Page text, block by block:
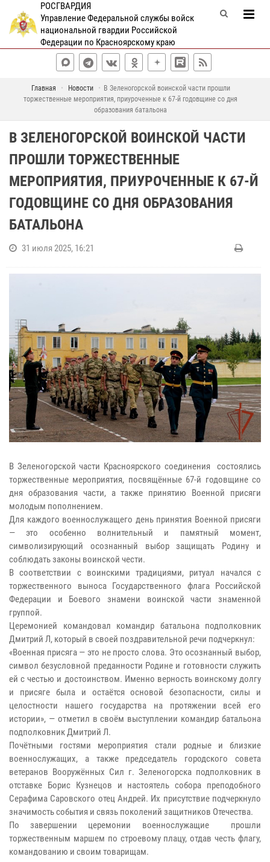
РОСГВАРДИЯ
Управление Федеральной службы войск
национальной гвардии Российской
Федерации по Красноярскому краю
Главная Новости
В Зеленогорской воинской части прошли
торжественные мероприятия, приуроченные к 67-й годовщине со дня
образования батальона
В ЗЕЛЕНОГОРСКОЙ ВОИНСКОЙ ЧАСТИ
ПРОШЛИ ТОРЖЕСТВЕННЫЕ
МЕРОПРИЯТИЯ, ПРИУРОЧЕННЫЕ К 67-Й
ГОДОВЩИНЕ СО ДНЯ ОБРАЗОВАНИЯ
БАТАЛЬОНА
31 июля 2025, 16:21
В Зеленогорской части Красноярского соединения состоялись
торжественные мероприятия, посвящённые 67-й годовщине со
дня образования части, а также принятию Военной присяги
молодым пополнением.
Для каждого военнослужащего день принятия Военной присяги
— это особенно волнительный и памятный момент,
символизирующий осознанный выбор защищать Родину и
соблюдать законы воинской чести.
В соответствии с воинскими традициями, ритуал начался с
торжественного выноса Государственного флага Российской
Федерации и Боевого знамени воинской части знаменной
группой.
Церемонией командовал командир батальона подполковник
Дмитрий Л, который в своей поздравительной речи подчеркнул:
«Военная присяга — это не просто слова. Это осознанный выбор,
символ безусловной преданности Родине и готовности служить
ей с честью и достоинством. Именно верность воинскому долгу
и присяге была и остаётся основой безопасности, силы и
целостности нашего государства на протяжении всей его
истории», — отметил в своём выступлении командир батальона
подполковник Дмитрий Л.
Почётными гостями мероприятия стали родные и близкие
военнослужащих, а также председатель городского совета
ветеранов Вооружённых Сил г. Зеленогорска подполковник в
отставке Борис Кузнецов и настоятель собора преподобного
Серафима Саровского отец Андрей. Их присутствие подчеркнуло
значимость события и связь поколений защитников Отечества.
По завершении церемонии военнослужащие прошли
торжественным маршем по строевому плацу, отдав честь флагу,
командованию и своим товарищам.